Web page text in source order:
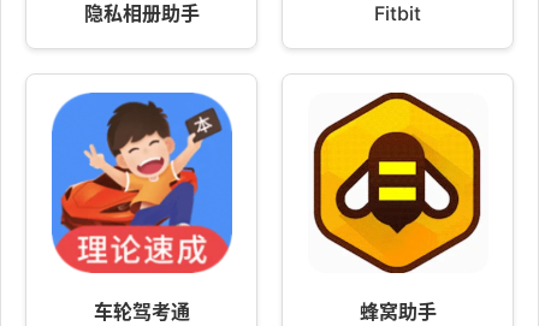
隐私相册助手 Fitbit
车轮驾考通 蜂窝助手